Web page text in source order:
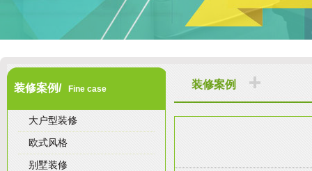
装修案例/ Fine case
大户型装修
欧式风格
别墅装修
装修案例